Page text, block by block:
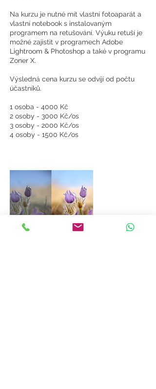
Na kurzu je nutné mít vlastní fotoaparát a
vlastní notebook s instalovaným
programem na retušování. Výuku retuší je
možné zajistit v programech Adobe
Lightroom & Photoshop a také v programu
Zoner X.
Výsledná cena kurzu se odvíjí od počtu
účastníků.
1 osoba - 4000 Kč
2 osoby - 3000 Kč/os
3 osoby - 2000 Kč/os
4 osoby - 1500 Kč/os